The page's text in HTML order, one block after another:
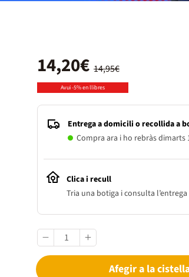
14,95€
14,20€
Avui -5% en llibres
Entrega a domicili o recollida a
Compra ara i ho rebràs dimarts
Clica i recull
Tria una botiga i consulta
Afegir a la